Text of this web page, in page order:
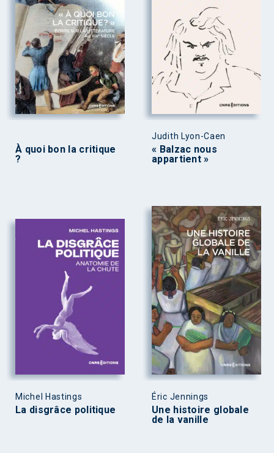
À quoi bon la critique
?
Judith Lyon-Caen
« Balzac nous
appartient »
Michel Hastings
La disgrâce politique
Éric Jennings
Une histoire globale
de la vanille